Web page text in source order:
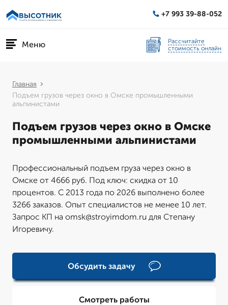
+7 993 39-88-052
Меню
Рассчитайте
стоимость онлайн
Главная
Подъем грузов через окно в Омске промышленными
альпинистами
Подъем грузов через окно в Омске
промышленными альпинистами
Профессиональный подъем груза через окно в
Омске от 4666 руб. Под ключ: скидка от 10
процентов. С 2013 года по 2026 выполнено более
3266 заказов. Опыт специалистов не менее 10 лет.
Запрос КП на omsk@stroyimdom.ru для Степану
Игоревичу.
Обсудить задачу
Смотреть работы